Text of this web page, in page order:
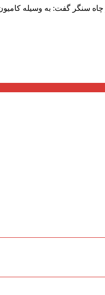
سنگر گفت: به وسیله